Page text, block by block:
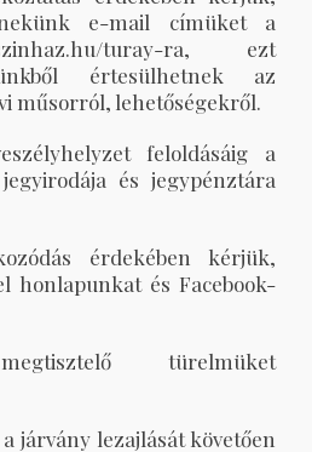
e-mail címüket a
turay-ra, ezt
értesülhetnek az
műsorról, lehetőségekről.
feloldásáig a
és jegypénztára
érdekében kérjük,
honlapunkat és Facebook-
türelmüket
járvány lezajlását követően